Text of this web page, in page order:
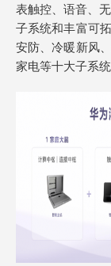
表触控、语音、
子系统和丰富可
安防、冷暖新风
家电等十大子系统